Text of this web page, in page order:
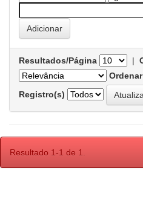
Resultados/Página |
Ordenar
Registro(s)
Resultado 1-1 de 1.